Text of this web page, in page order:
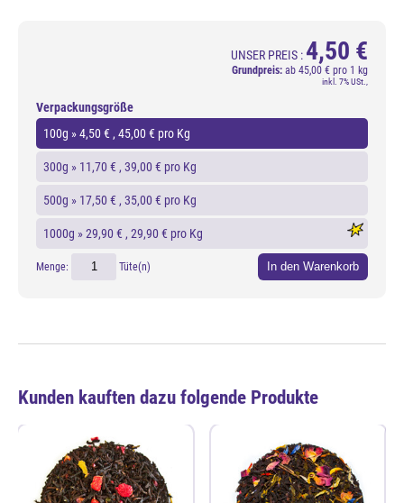
UNSER PREIS : 4,50 €
Grundpreis: ab 45,00 € pro 1 kg
inkl. 7% USt.,
Verpackungsgröße
100g »4,50 € , 45,00 € pro Kg
300g » 11,70 € , 39,00 € pro Kg
500g » 17,50 € , 35,00 € pro Kg
1000g »29,90 € , 29,90 € pro Kg
Menge: Tüte(n) In den Warenkorb
Kunden kauften dazu folgende Produkte